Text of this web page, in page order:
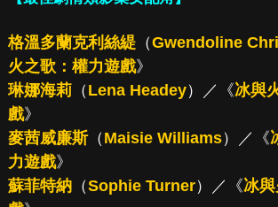
格溫多蘭克利絲緹（Gwendoline
火之歌：權力遊戲》
琳娜海莉（ Lena Headey）／《冰與
戲》
麥茜威廉斯（ Maisie Williams）／《
力遊戲》
蘇菲特納（Sophie Turner）／《冰